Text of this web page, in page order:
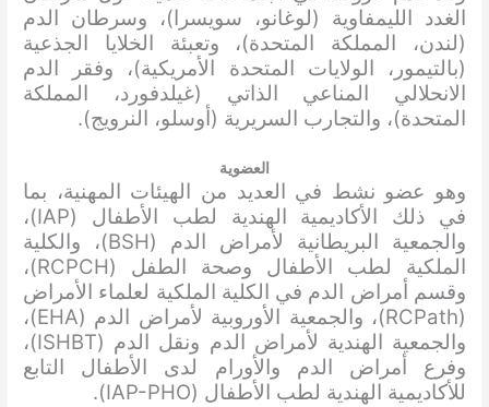
الغدد الليمفاوية (لوغانو، سويسرا)، وسرطان الدم
(لندن، المملكة المتحدة)، وتعبئة الخلايا الجذعية
(بالتيمور، الولايات المتحدة الأمريكية)، وفقر الدم
الانحلالي المناعي الذاتي (غيلدفورد، المملكة
المتحدة)، والتجارب السريرية (أوسلو، النرويج).
العضوية
وهو عضو نشط في العديد من الهيئات المهنية، بما
في ذلك الأكاديمية الهندية لطب الأطفال (IAP)،
والجمعية البريطانية لأمراض الدم (BSH)، والكلية
الملكية لطب الأطفال وصحة الطفل (RCPCH)،
وقسم أمراض الدم في الكلية الملكية لعلماء الأمراض
(RCPath)، والجمعية الأوروبية لأمراض الدم (EHA)،
والجمعية الهندية لأمراض الدم ونقل الدم (ISHBT)،
وفرع أمراض الدم والأورام لدى الأطفال التابع
للأكاديمية الهندية لطب الأطفال (IAP-PHO).